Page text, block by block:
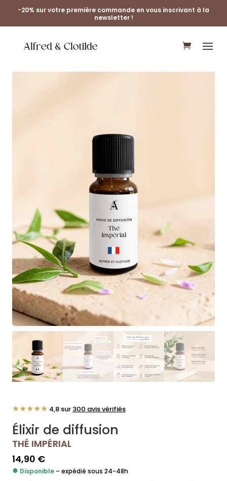
-20% sur votre première commande en vous inscrivant à la
newsletter !
★★★★★ 4,8 sur 300 avis vérifiés
Élixir de diffusion
THÉ IMPÉRIAL
14,90 €
● Disponible – expédié sous 24-48h